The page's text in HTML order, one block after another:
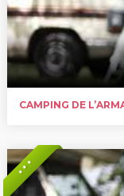
CAMPING DE
* * *